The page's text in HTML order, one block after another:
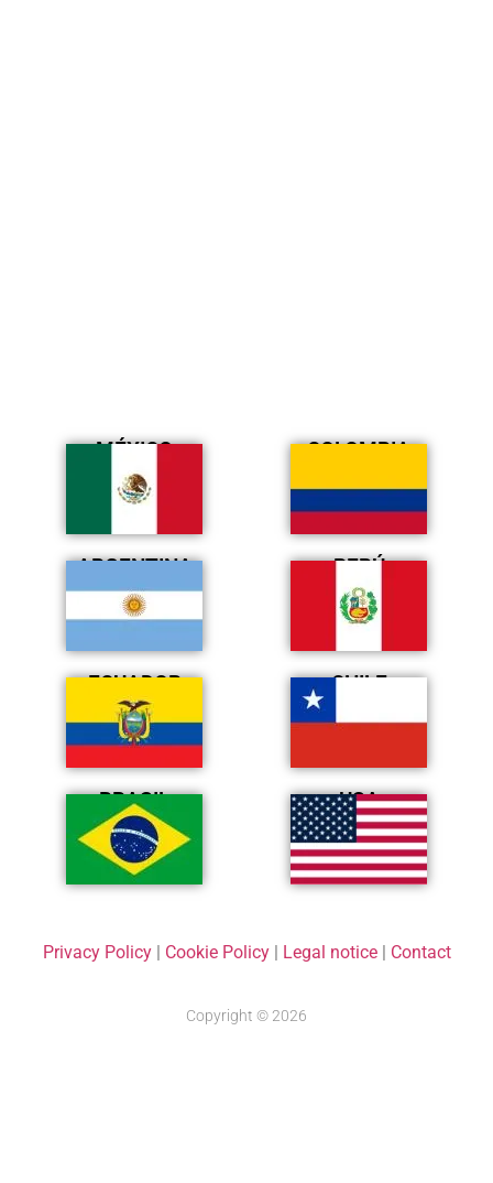
MÉXICO COLOMBIA
ARGENTINA PERÚ
ECUADOR CHILE
BRASIL USA
Privacy Policy| Cookie Policy| Legal notice| Contact
Copyright © 2026